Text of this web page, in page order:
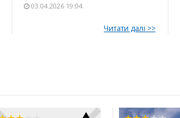
03.04.2026 19:04
Читати далі >>